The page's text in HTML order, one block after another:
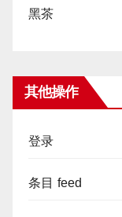
黑茶
其他操作
登录
条目 feed